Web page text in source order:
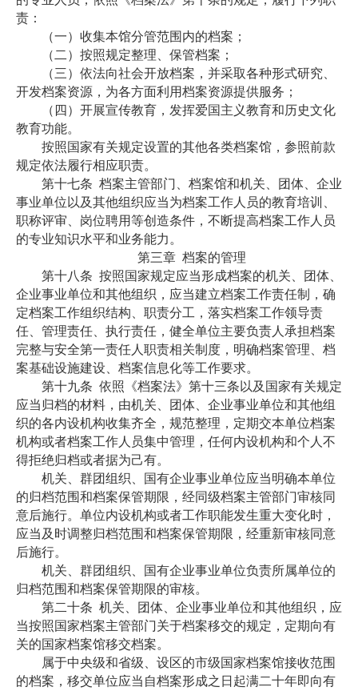
责：
（一）收集本馆分管范围内的档案；
（二）按照规定整理、保管档案；
（三）依法向社会开放档案，并采取各种形式研究、
开发档案资源，为各方面利用档案资源提供服务；
（四）开展宣传教育，发挥爱国主义教育和历史文化
教育功能。
按照国家有关规定设置的其他各类档案馆，参照前款
规定依法履行相应职责。
第十七条 档案主管部门、档案馆和机关、团体、企业
事业单位以及其他组织应当为档案工作人员的教育培训、
职称评审、岗位聘用等创造条件，不断提高档案工作人员
的专业知识水平和业务能力。
第三章 档案的管理
第十八条 按照国家规定应当形成档案的机关、团体、
企业事业单位和其他组织，应当建立档案工作责任制，确
定档案工作组织结构、职责分工，落实档案工作领导责
任、管理责任、执行责任，健全单位主要负责人承担档案
完整与安全第一责任人职责相关制度，明确档案管理、档
案基础设施建设、档案信息化等工作要求。
第十九条 依照《档案法》第十三条以及国家有关规定
应当归档的材料，由机关、团体、企业事业单位和其他组
织的各内设机构收集齐全，规范整理，定期交本单位档案
机构或者档案工作人员集中管理，任何内设机构和个人不
得拒绝归档或者据为己有。
机关、群团组织、国有企业事业单位应当明确本单位
的归档范围和档案保管期限，经同级档案主管部门审核同
意后施行。单位内设机构或者工作职能发生重大变化时，
应当及时调整归档范围和档案保管期限，经重新审核同意
后施行。
机关、群团组织、国有企业事业单位负责所属单位的
归档范围和档案保管期限的审核。
第二十条 机关、团体、企业事业单位和其他组织，应
当按照国家档案主管部门关于档案移交的规定，定期向有
关的国家档案馆移交档案。
属于中央级和省级、设区的市级国家档案馆接收范围
的档案，移交单位应当自档案形成之日起满二十年即向有